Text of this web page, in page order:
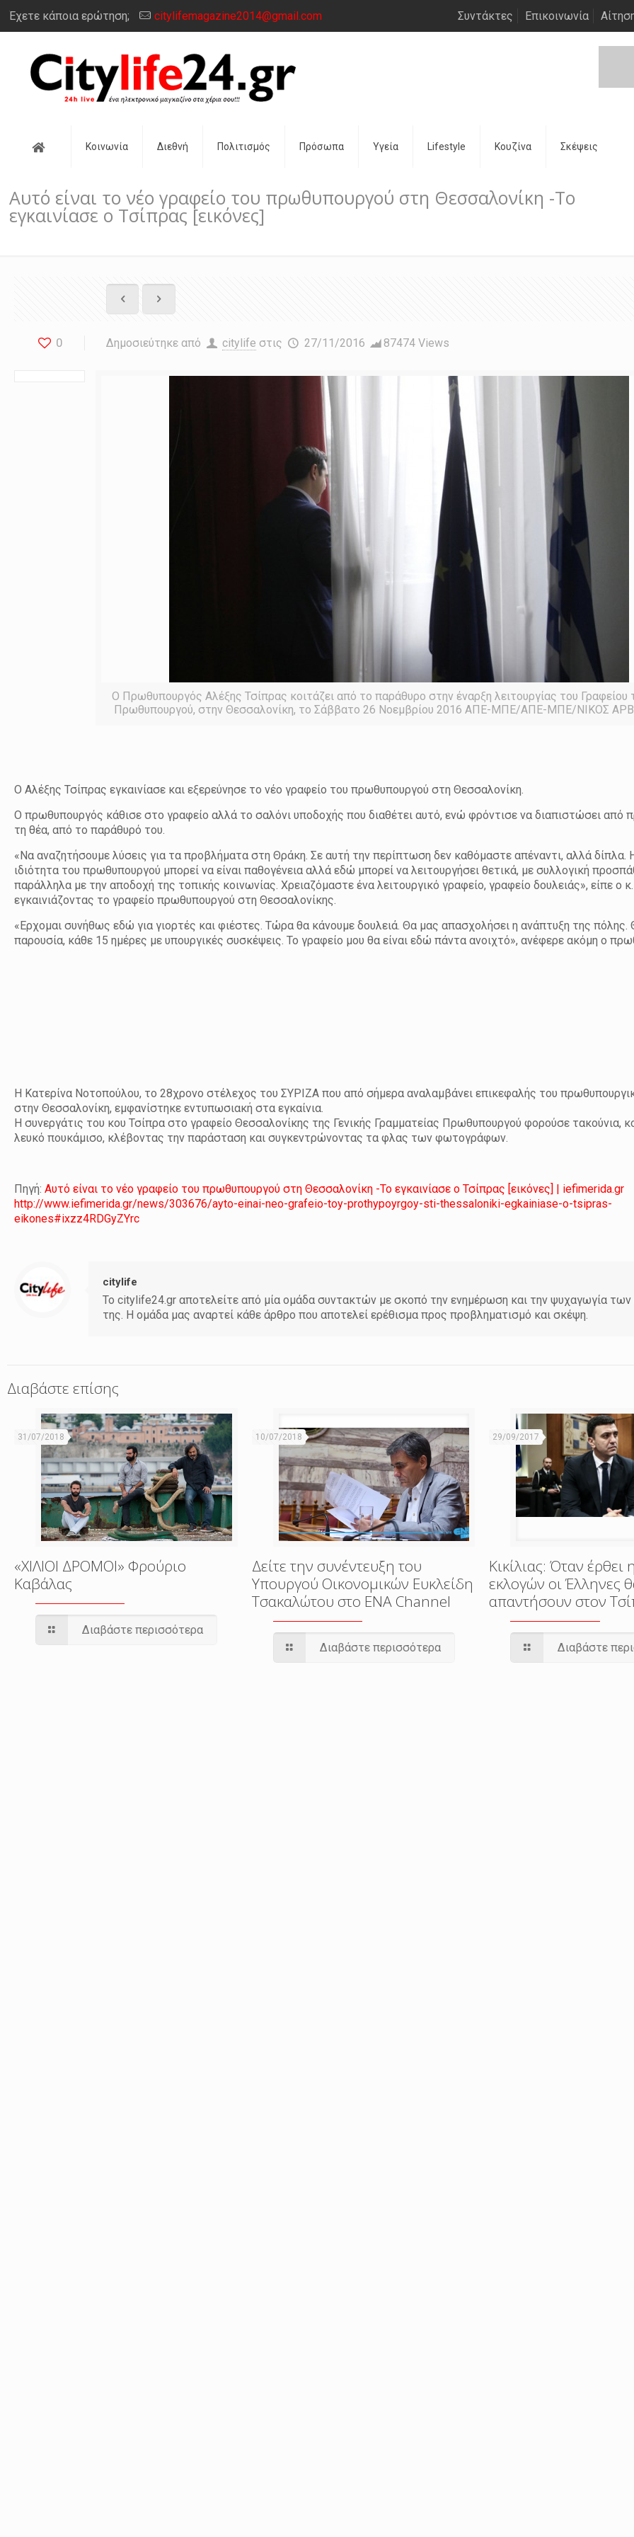
Έχετε κάποια ερώτηση; citylifemagazine2014@gmail.com Συντάκτες Επικοινωνία
Αρχική Κοινωνία Διεθνή Πολιτισμός Πρόσωπα Υγεία Lifestyle Κουζίνα Σκέψεις
Αυτό είναι το νέο γραφείο του πρωθυπουργού στη Θεσσαλονίκη -Το
εγκαινίασε ο Τσίπρας [εικόνες]
0 Δημοσιεύτηκε από citylife στις 27/11/2016 87474 Views
Ο Πρωθυπουργός Αλέξης Τσίπρας κοιτάζει από το παράθυρο στην έναρξη λειτουργίας του Γραφείου
Πρωθυπουργού, στην Θεσσαλονίκη, το Σάββατο 26 Νοεμβρίου 2016 ΑΠΕ-ΜΠΕ/ΑΠΕ-ΜΠΕ/ΝΙΚΟΣ
Ο Αλέξης Τσίπρας εγκαινίασε και εξερεύνησε το νέο γραφείο του πρωθυπουργού στη Θεσσαλονίκη.
Ο πρωθυπουργός κάθισε στο γραφείο αλλά το σαλόνι υποδοχής που διαθέτει αυτό, ενώ φρόντισε να διαπιστώσει από
τη θέα, από το παράθυρό του.
«Να αναζητήσουμε λύσεις για τα προβλήματα στη Θράκη. Σε αυτή την περίπτωση δεν καθόμαστε απέναντι, αλλά δίπλα.
ιδιότητα του πρωθυπουργού μπορεί να είναι παθογένεια αλλά εδώ μπορεί να λειτουργήσει θετικά, με συλλογική
παράλληλα με την αποδοχή της τοπικής κοινωνίας. Χρειαζόμαστε ένα λειτουργικό γραφείο, γραφείο δουλειάς», είπε ο
εγκαινιάζοντας το γραφείο πρωθυπουργού στη Θεσσαλονίκης.
«Ερχομαι συνήθως εδώ για γιορτές και φιέστες. Τώρα θα κάνουμε δουλειά. Θα μας απασχολήσει η ανάπτυξη της πόλης.
παρουσία, κάθε 15 ημέρες με υπουργικές συσκέψεις. Το γραφείο μου θα είναι εδώ πάντα ανοιχτό», ανέφερε ακόμη ο
Η Κατερίνα Νοτοπούλου, το 28χρονο στέλεχος του ΣΥΡΙΖΑ που από σήμερα αναλαμβάνει επικεφαλής του
στην Θεσσαλονίκη, εμφανίστηκε εντυπωσιακή στα εγκαίνια.
Η συνεργάτις του κου Τσίπρα στο γραφείο Θεσσαλονίκης της Γενικής Γραμματείας Πρωθυπουργού φορούσε τακούνια,
λευκό πουκάμισο, κλέβοντας την παράσταση και συγκεντρώνοντας τα φλας των φωτογράφων.
Πηγή:Αυτό είναι το νέο γραφείο του πρωθυπουργού στη Θεσσαλονίκη -Το εγκαινίασε ο Τσίπρας [εικόνες] | iefimerida.gr
http://www.iefimerida.gr/news/303676/ayto-einai-neo-grafeio-toy-prothypoyrgoy-sti-thessaloniki-egkainiase-o-tsipras-
eikones#ixzz4RDGyZYrc
citylife
Το citylife24.gr αποτελείτε από μία ομάδα συντακτών με σκοπό την ενημέρωση και την ψυχαγωγία
της. Η ομάδα μας αναρτεί κάθε άρθρο που αποτελεί ερέθισμα προς προβληματισμό και σκέψη.
Διαβάστε επίσης
31/07/2018
«ΧΙΛΙΟΙ ΔΡΟΜΟΙ» Φρούριο
Καβάλας
Διαβάστε περισσότερα
10/07/2018
Δείτε την συνέντευξη του
Υπουργού Οικονομικών Ευκλείδη
Τσακαλώτου στο ENA Channel
Διαβάστε περισσότερα
29/09/2017
Κικίλιας: Όταν
εκλογών οι Έλληνες
απαντήσουν στον
Διαβάστε